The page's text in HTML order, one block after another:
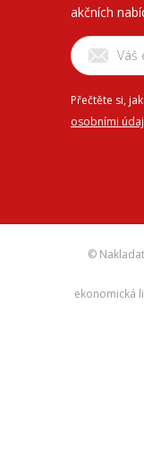
akčních
Přečtěte si,
osobními
©
ekonomická